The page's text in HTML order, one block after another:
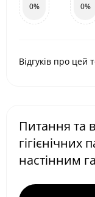
0% 0%
Відгуків про цей
Питання та
гігієнічних
настінним